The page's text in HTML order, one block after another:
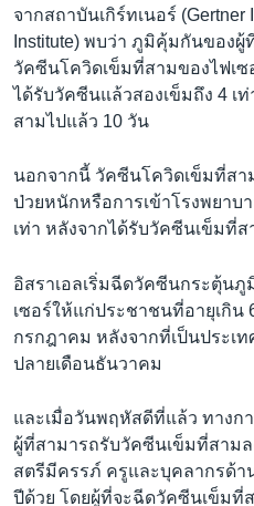
จากสถาบันเกิร์ทเนอร์ (Gertner
Institute) พบว่า ภูมิคุ้มกันของ
วัคซีนโควิดเข็มที่สามของไฟเ
ได้รับวัคซีนแล้วสองเข็มถึง 4 เ
สามไปแล้ว 10 วัน
นอกจากนี้ วัคซีนโควิดเข็มที่สา
ป่วยหนักหรือการเข้าโรงพยาบ
เท่า หลังจากได้รับวัคซีนเข็มที่
อิสราเอลเริ่มฉีดวัคซีนกระตุ้น
เซอร์ให้แก่ประชาชนที่อายุเกิน
กรกฎาคม หลังจากที่เป็นประเ
ปลายเดือนธันวาคม
และเมื่อวันพฤหัสดีที่แล้ว ทางก
ผู้ที่สามารถรับวัคซีนเข็มที่สามล
สตรีมีครรภ์ ครูและบุคลากรด้
ปีด้วย โดยผู้ที่จะฉีดวัคซีนเข็มที่